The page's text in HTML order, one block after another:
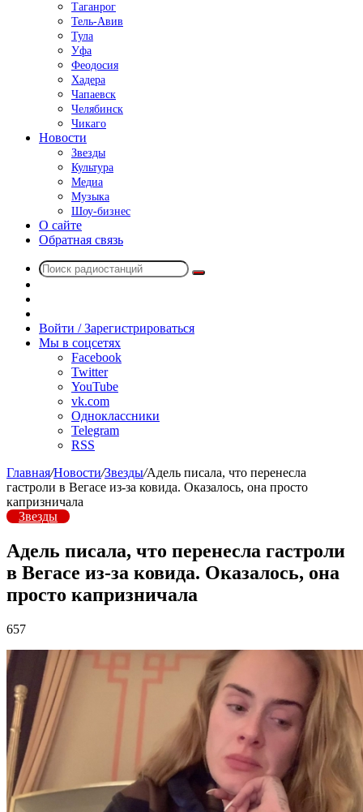
Таганрог
Тель-Авив
Тула
Уфа
Феодосия
Хадера
Чапаевск
Челябинск
Чикаго
Новости
Звезды
Культура
Медиа
Музыка
Шоу-бизнес
О сайте
Обратная связь
Поиск
радио
Войти / Зарегистрироваться
Мы в соцсетях
Facebook
Twitter
YouTube
vk.com
Одноклассники
Telegram
RSS
Главная/Новости/Звезды/Адель писала, что перенесла
гастроли в Вегасе из-за ковида. Оказалось, она просто
капризничала
Звезды
Адель писала, что перенесла гастроли
в Вегасе из-за ковида. Оказалось, она
просто капризничала
657